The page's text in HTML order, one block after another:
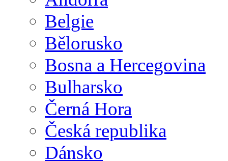
Belgie
Bělorusko
Bosna a Hercegovina
Bulharsko
Černá Hora
Česká republika
Dánsko